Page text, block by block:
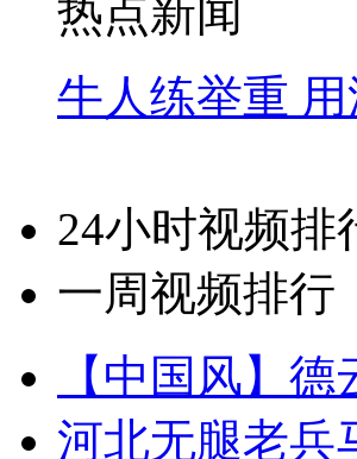
热点新闻
牛人练举重
24小时视频排
一周视频排行
【中国风】
河北无腿老兵